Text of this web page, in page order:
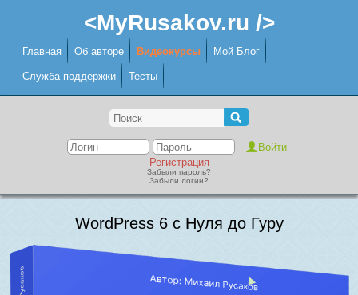
<MyRusakov.ru />
Главная Об авторе Видеокурсы Мой Блог
Служба поддержки Тесты
Регистрация
Забыли пароль?
Забыли логин?
WordPress 6 с Нуля до Гуру